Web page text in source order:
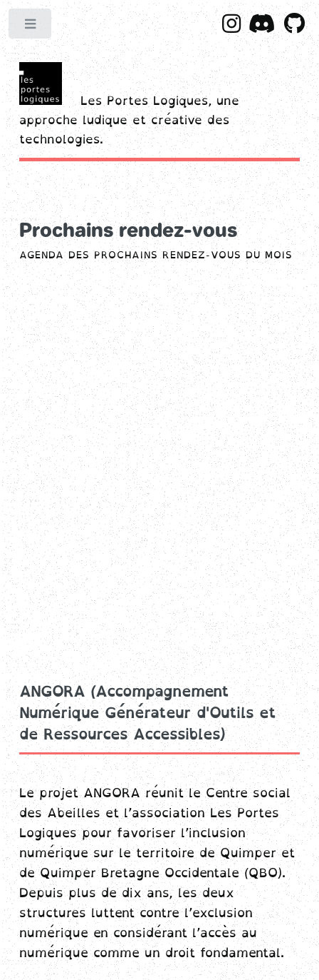
Les Portes Logiques, une
approche ludique et créative des
technologies.
Prochains rendez-vous
AGENDA DES PROCHAINS RENDEZ-VOUS DU MOIS
ANGORA (Accompagnement
Numérique Générateur d'Outils et
de Ressources Accessibles)
Le projet ANGORA réunit le Centre social
des Abeilles et l’association Les Portes
Logiques pour favoriser l’inclusion
numérique sur le territoire de Quimper et
de Quimper Bretagne Occidentale (QBO).
Depuis plus de dix ans, les deux
structures luttent contre l’exclusion
numérique en considérant l’accès au
numérique comme un droit fondamental.
Toggle